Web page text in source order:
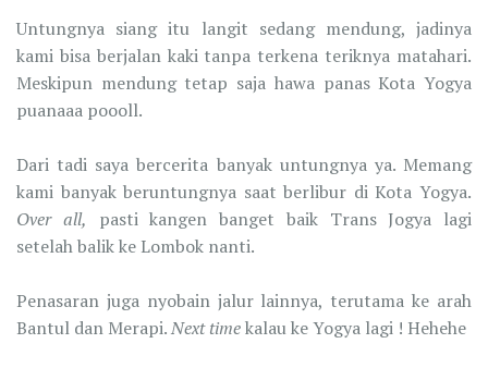
Untungnya siang itu langit sedang mendung, jadinya
kami bisa berjalan kaki tanpa terkena teriknya matahari.
Meskipun mendung tetap saja hawa panas Kota Yogya
puanaaa poooll.
Dari tadi saya bercerita banyak untungnya ya. Memang
kami banyak beruntungnya saat berlibur di Kota Yogya.
Over all, pasti kangen banget baik Trans Jogya lagi
setelah balik ke Lombok nanti.
Penasaran juga nyobain jalur lainnya, terutama ke arah
Bantul dan Merapi.Next timekalau ke Yogya lagi ! Hehehe